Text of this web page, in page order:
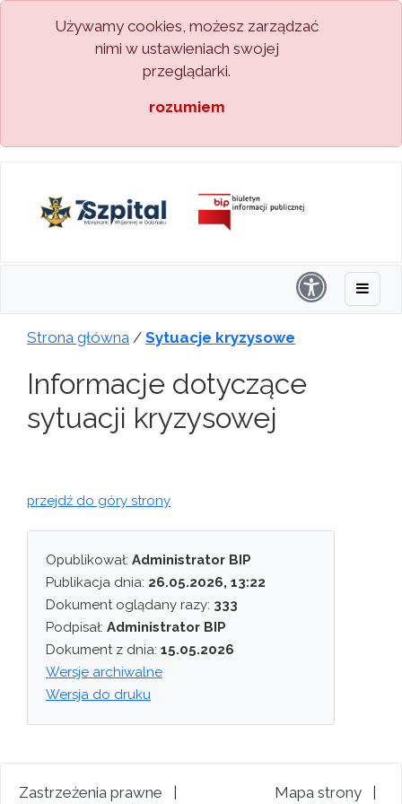
Używamy cookies, możesz zarządzać
nimi w ustawieniach swojej
przeglądarki.
rozumiem
Strona główna / Sytuacje kryzysowe
Informacje dotyczące
sytuacji kryzysowej
przejdź do góry strony
Opublikował: Administrator BIP
Publikacja dnia: 26.05.2026, 13:22
Dokument oglądany razy: 333
Podpisał: Administrator BIP
Dokument z dnia: 15.05.2026
Wersje archiwalne
Wersja do druku
Zastrzeżenia prawne Mapa strony